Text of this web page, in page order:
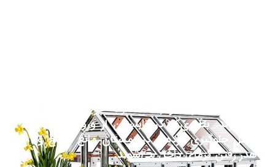
برای شیشه بوده و باعث صرفه جویی در انرژی
می‌شوند. بطوری‌که در تابستان از ورود گرما به
داخل جلوگیری کرده و در زمستان مانع خروج و
هدر رفتن گرمای داخل می‌شوند.